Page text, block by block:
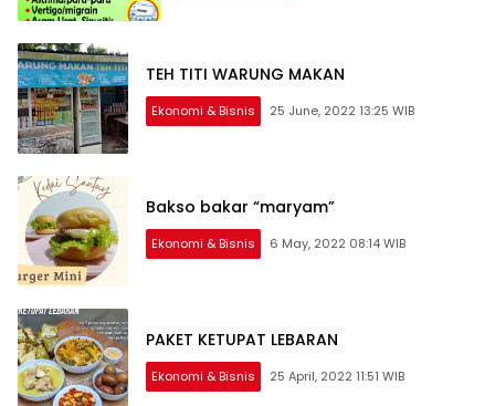
TEH TITI WARUNG MAKAN
Ekonomi & Bisnis 25 June, 2022 13:25 WIB
Bakso bakar “maryam”
Ekonomi & Bisnis 6 May, 2022 08:14 WIB
PAKET KETUPAT LEBARAN
Ekonomi & Bisnis 25 April, 2022 11:51 WIB